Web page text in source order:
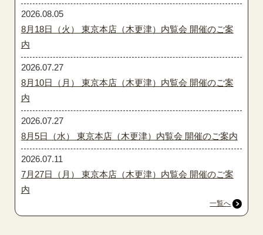
2026.08.05
8月18日（火） 東京本店（木更津）内覧会 開催のご案
内
2026.07.27
8月10日（月） 東京本店（木更津）内覧会 開催のご案
内
2026.07.27
8月5日（水） 東京本店（木更津）内覧会 開催のご案内
2026.07.11
7月27日（月） 東京本店（木更津）内覧会 開催のご案
内
一覧へ